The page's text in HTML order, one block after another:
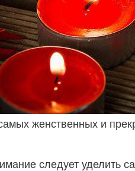
женственных и
следует уделить